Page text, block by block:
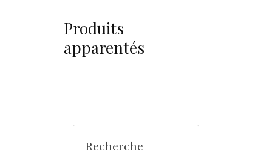
Produits
apparentés
Recherche